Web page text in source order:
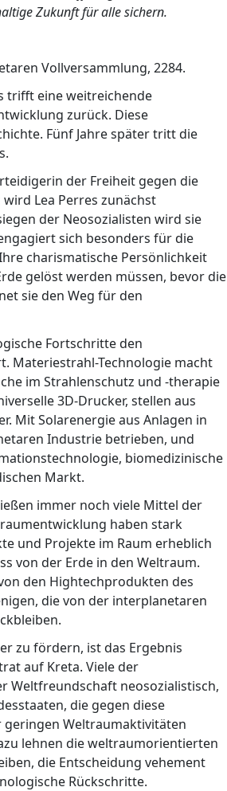
Zukunft für alle sichern.
Vollversammlung, 2284.
trifft eine weitreichende
zurück. Diese
Fünf Jahre später tritt die
der Freiheit gegen die
Lea Perres zunächst
der Neosozialisten wird sie
sich besonders für die
charismatische Persönlichkeit
gelöst werden müssen, bevor die
sie den Weg für den
Fortschritte den
Materiestrahl-Technologie macht
im Strahlenschutz und -therapie
3D-Drucker, stellen aus
Mit Solarenergie aus Anlagen in
Industrie betrieben, und
biomedizinische
Markt.
immer noch viele Mittel der
haben stark
und Projekte im Raum erheblich
von der Erde in den Weltraum.
den Hightechprodukten des
die von der interplanetaren
zu fördern, ist das Ergebnis
auf Kreta. Viele der
Weltfreundschaft neosozialistisch,
die gegen diese
geringen Weltraumaktivitäten
lehnen die weltraumorientierten
die Entscheidung vehement
Rückschritte.